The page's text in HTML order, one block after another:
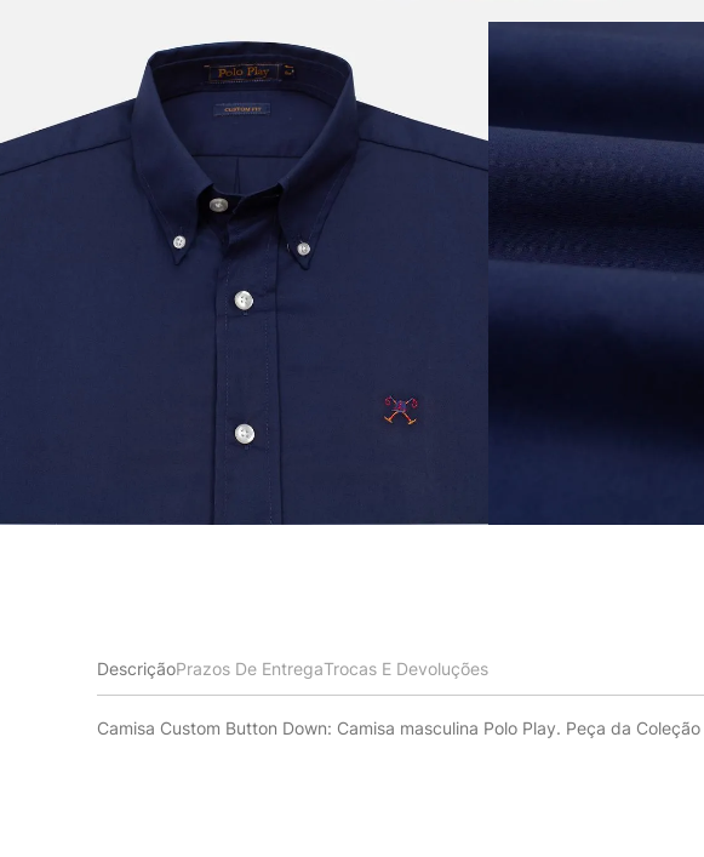
DescriçãoPrazos De EntregaTrocas E Devoluções
Camisa Custom Button Down: Camisa masculina Polo Play. Peça da